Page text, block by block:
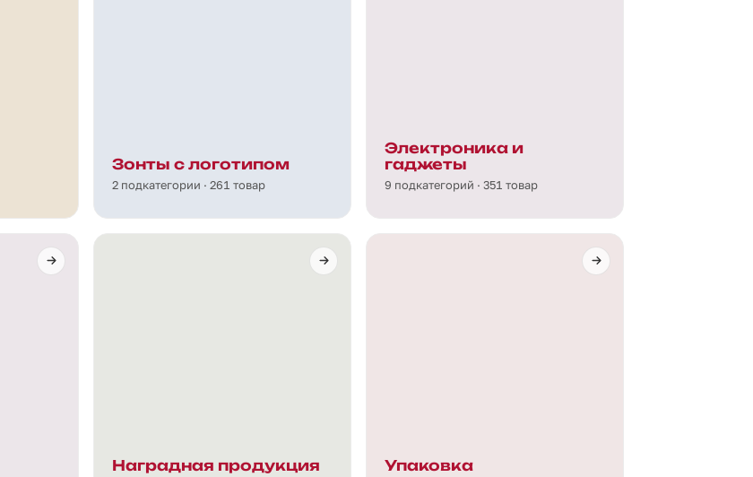
Зонты с логотипом
2 подкатегории · 261 товар
Электроника и
гаджеты
9 подкатегорий · 351 товар
Наградная продукция Упаковка